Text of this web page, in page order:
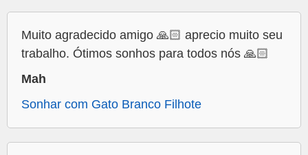
Muito agradecido amigo 🙏🏻 aprecio muito seu
trabalho. Ótimos sonhos para todos nós 🙏🏻
Mah
Sonhar com Gato Branco Filhote